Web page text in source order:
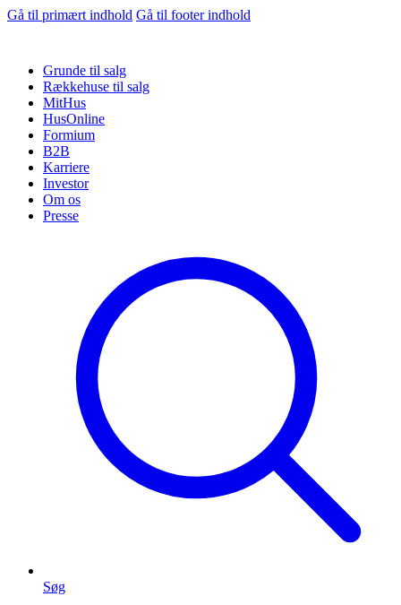
Gå til primært indhold Gå til footer indhold
Grunde til salg
Rækkehuse til salg
MitHus
HusOnline
Formium
B2B
Karriere
Investor
Om os
Presse
Søg